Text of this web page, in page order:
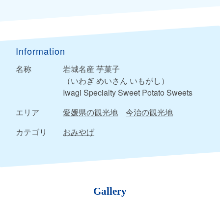
Information
名称
岩城名産 芋菓子
（いわぎ めいさん いもがし）
Iwagi Specialty Sweet Potato Sweets
エリア
愛媛県の観光地
今治の観光地
カテゴリ
おみやげ
Gallery